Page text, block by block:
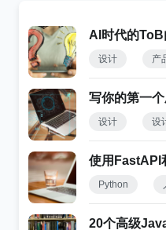
AI时代的ToB
设计 产
写你的第一
设计 设
使用FastAPI
Python
20个高级